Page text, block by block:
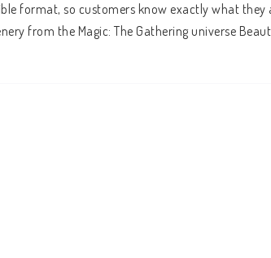
format, so customers know exactly what they
from the Magic: The Gathering universe